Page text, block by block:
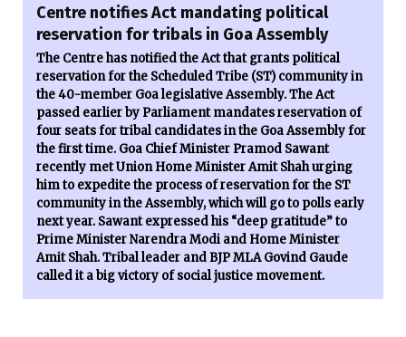
Centre notifies Act mandating political
reservation for tribals in Goa Assembly
The Centre has notified the Act that grants political
reservation for the Scheduled Tribe (ST) community in
the 40-member Goa legislative Assembly. The Act
passed earlier by Parliament mandates reservation of
four seats for tribal candidates in the Goa Assembly for
the first time. Goa Chief Minister Pramod Sawant
recently met Union Home Minister Amit Shah urging
him to expedite the process of reservation for the ST
community in the Assembly, which will go to polls early
next year. Sawant expressed his “deep gratitude” to
Prime Minister Narendra Modi and Home Minister
Amit Shah. Tribal leader and BJP MLA Govind Gaude
called it a big victory of social justice movement.